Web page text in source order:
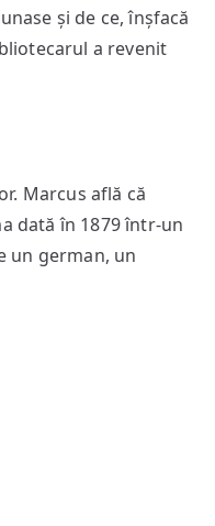
și de ce, înșfacă
a revenit
Marcus află că
dată în 1879 într-un
un german, un